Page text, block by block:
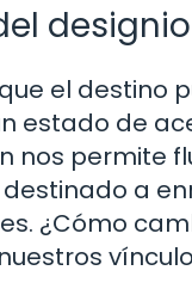
el destino
estado de
nos permite
a
¿Cómo